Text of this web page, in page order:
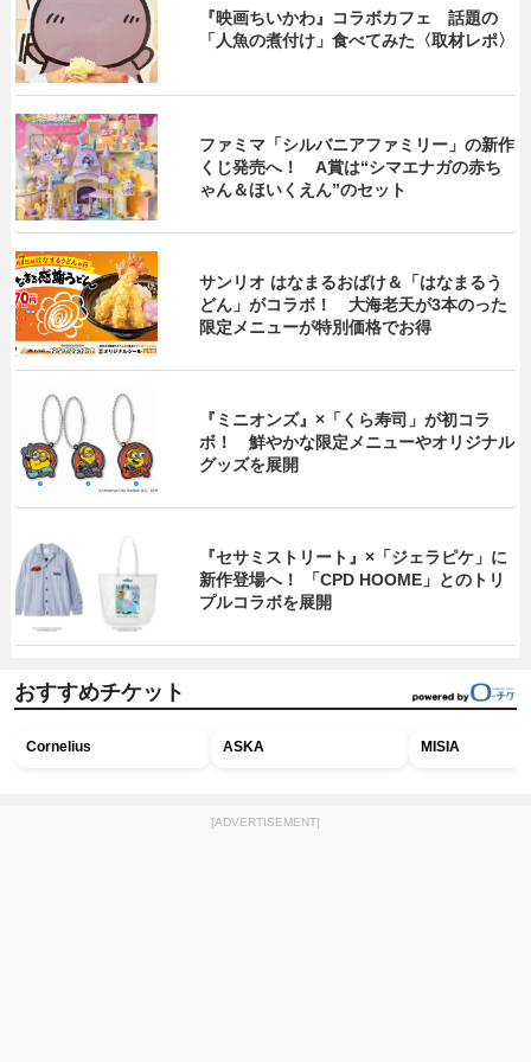
『映画ちいかわ』コラボカフェ 話題の
「人魚の煮付け」食べてみた〈取材レポ〉
ファミマ「シルバニアファミリー」の新作
くじ発売へ！ A賞は“シマエナガの赤ち
ゃん＆ほいくえん”のセット
サンリオ はなまるおばけ＆「はなまるう
どん」がコラボ！ 大海老天が3本のった
限定メニューが特別価格でお得
『ミニオンズ』×「くら寿司」が初コラ
ボ！ 鮮やかな限定メニューやオリジナル
グッズを展開
『セサミストリート』×「ジェラピケ」に
新作登場へ！ 「CPD HOOME」とのトリ
プルコラボを展開
おすすめチケット
Cornelius ASKA MISIA
[ADVERTISEMENT]